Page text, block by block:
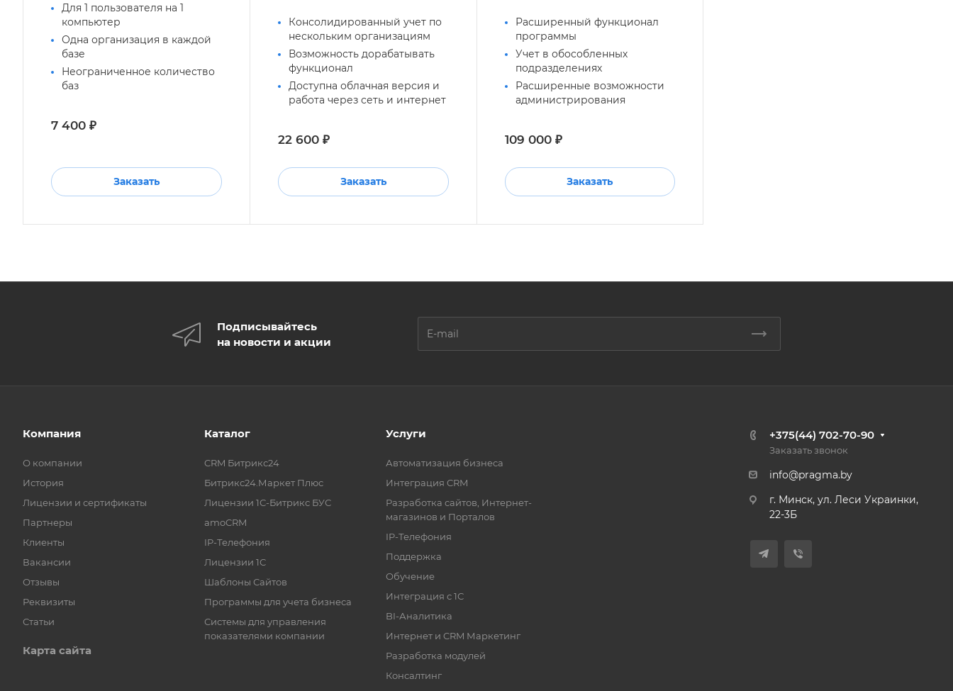
Для 1 пользователя на 1
компьютер
Одна организация в каждой
базе
Неограниченное количество
баз
7 400 ₽
Заказать
Консолидированный учет по
нескольким организациям
Возможность дорабатывать
функционал
Доступна облачная версия и
работа через сеть и интернет
22 600 ₽
Заказать
Расширенный функционал
программы
Учет в обособленных
подразделениях
Расширенные возможности
администрирования
109 000 ₽
Заказать
Подписывайтесь
на новости и акции
Компания
О компании
История
Лицензии и сертификаты
Партнеры
Клиенты
Вакансии
Отзывы
Реквизиты
Статьи
Карта сайта
Каталог
CRM Битрикс24
Битрикс24.Маркет Плюс
Лицензии 1С-Битрикс БУС
amoCRM
IP-Телефония
Лицензии 1С
Шаблоны Сайтов
Программы для учета бизнеса
Системы для управления
показателями компании
Услуги
Автоматизация бизнеса
Интеграция CRM
Разработка сайтов, Интернет-
магазинов и Порталов
IP-Телефония
Поддержка
Обучение
Интеграция с 1С
BI-Аналитика
Интернет и CRM Маркетинг
Разработка модулей
Консалтинг
+375(44) 702-70-90
Заказать звонок
info@pragma.by
г. Минск, ул. Леси Украинки,
22-3Б